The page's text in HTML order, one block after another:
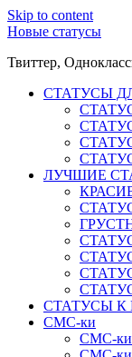
Skip to content
Новые статусы
Твиттер,
СТАТУСЫ
ЛУЧШИЕ
СТАТУСЫ К
СМС-ки
СМС-ки